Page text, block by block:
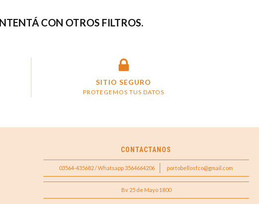
CON OTROS FILTROS.
SITIO SEGURO
PROTEGEMOS TUS DATOS
CONTACTANOS
03564-435682 / Whatsapp 3564664206 portobellosfco@gmail.com
Bv 25 de Mayo 1800